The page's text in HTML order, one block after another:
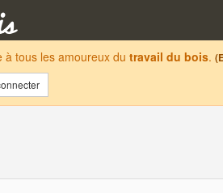
tous les amoureux du travail du bois.